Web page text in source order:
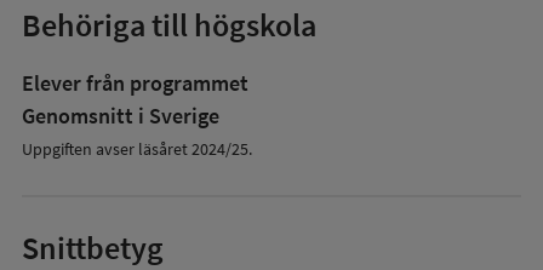
Behöriga till högskola
Elever från programmet
Genomsnitt i Sverige
Uppgiften avser läsåret 2024/25.
Snittbetyg